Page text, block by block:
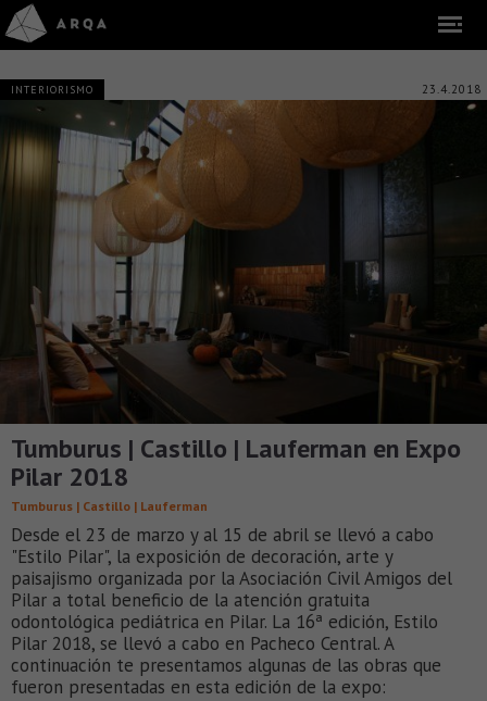
INTERIORISMO 23.4.2018
Tumburus | Castillo | Lauferman en Expo
Pilar 2018
Tumburus | Castillo | Lauferman
Desde el 23 de marzo y al 15 de abril se llevó a cabo
"Estilo Pilar", la exposición de decoración, arte y
paisajismo organizada por la Asociación Civil Amigos del
Pilar a total beneficio de la atención gratuita
odontológica pediátrica en Pilar. La 16ª edición, Estilo
Pilar 2018, se llevó a cabo en Pacheco Central. A
continuación te presentamos algunas de las obras que
fueron presentadas en esta edición de la expo: